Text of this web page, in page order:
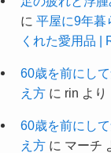
に 平屋に9年暮
くれた愛用品 |
60歳を前にし
え方に rin より
60歳を前にし
え方に マーチ